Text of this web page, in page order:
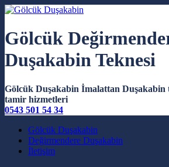
Gölcük
Duşakabin Teknesi
Gölcük Duşakabin İmalattan Duşakabin
tamir hizmetleri
0543 501 54 34
Main Navigation
Gölcük Duşakabin
Değirmendere Duşakabin
İletişim